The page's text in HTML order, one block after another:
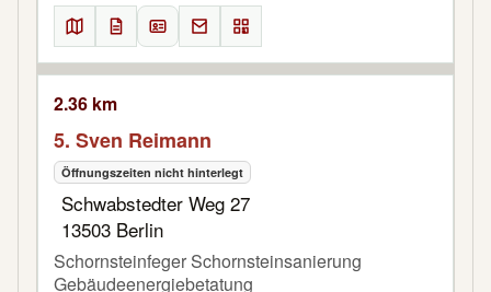
2.36 km
5. Sven Reimann
Öffnungszeiten nicht hinterlegt
Schwabstedter Weg 27
13503 Berlin
Schornsteinfeger Schornsteinsanierung
Gebäudeenergiebetatung